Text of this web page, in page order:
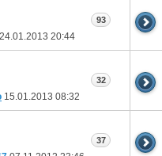
24.01.2013 20:44
93
15.01.2013 08:32
32
37